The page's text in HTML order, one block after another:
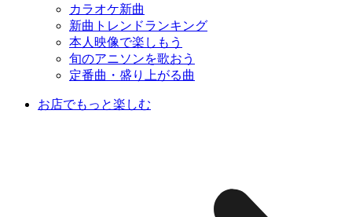
カラオケ新曲
新曲トレンドランキング
本人映像で楽しもう
旬のアニソンを歌おう
定番曲・盛り上がる曲
お店でもっと楽しむ